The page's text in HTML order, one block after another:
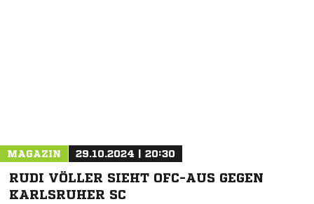
MAGAZIN 29.10.2024 | 20:30
RUDI VÖLLER SIEHT OFC-AUS GEGEN
KARLSRUHER SC